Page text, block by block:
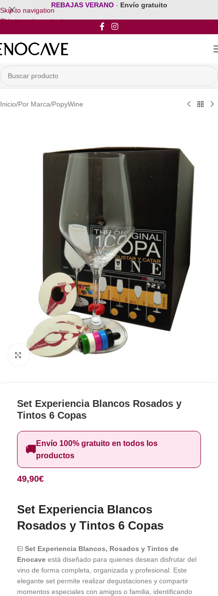
Skip to navigation
Skip to main content
REBAJAS VERANO - Envío gratuito
Inicio/Por Marca/PopyWine
Clic para ampliar
Set Experiencia Blancos Rosados y
Tintos 6 Copas
🚚Envío 100% gratuito en todos los
productos
49,90€
Set Experiencia Blancos
Rosados y Tintos 6 Copas
El Set Experiencia Blancos, Rosados y Tintos de
Enocave está diseñado para quienes desean disfrutar del
vino de forma completa, organizada y profesional. Este
elegante set permite realizar degustaciones y compartir
momentos especiales con amigos o familia, identificando